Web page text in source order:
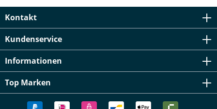
Kontakt
Kundenservice
Informationen
Top Marken